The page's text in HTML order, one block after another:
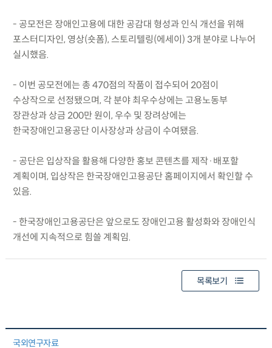
- 공모전은 장애인고용에 대한 공감대 형성과 인식 개선을 위해
포스터디자인, 영상(숏폼), 스토리텔링(에세이) 3개 분야로 나누어
실시했음.
- 이번 공모전에는 총 470점의 작품이 접수되어 20점이
수상작으로 선정됐으며, 각 분야 최우수상에는 고용노동부
장관상과 상금 200만 원이, 우수 및 장려상에는
한국장애인고용공단 이사장상과 상금이 수여됐음.
- 공단은 입상작을 활용해 다양한 홍보 콘텐츠를 제작·배포할
계획이며, 입상작은 한국장애인고용공단 홈페이지에서 확인할 수
있음.
- 한국장애인고용공단은 앞으로도 장애인고용 활성화와 장애인식
개선에 지속적으로 힘쓸 계획임.
목록보기
국외연구자료